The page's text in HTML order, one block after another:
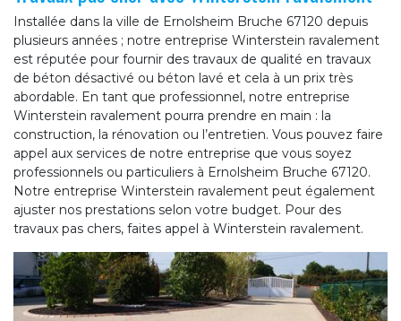
Installée dans la ville de Ernolsheim Bruche 67120 depuis
plusieurs années ; notre entreprise Winterstein ravalement
est réputée pour fournir des travaux de qualité en travaux
de béton désactivé ou béton lavé et cela à un prix très
abordable. En tant que professionnel, notre entreprise
Winterstein ravalement pourra prendre en main : la
construction, la rénovation ou l’entretien. Vous pouvez faire
appel aux services de notre entreprise que vous soyez
professionnels ou particuliers à Ernolsheim Bruche 67120.
Notre entreprise Winterstein ravalement peut également
ajuster nos prestations selon votre budget. Pour des
travaux pas chers, faites appel à Winterstein ravalement.